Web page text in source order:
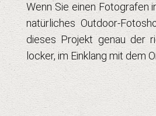
Wenn Sie einen Fotografen
natürliches Outdoor-
dieses Projekt genau der
locker, im Einklang mit dem